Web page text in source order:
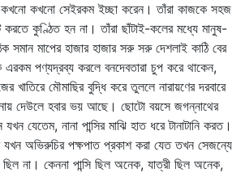
কখনো কখনো সেইরকম ইচ্ছা করেন। তাঁরা কাজকে সহজ
করতে কুণ্ঠিত হন না। তাঁরা ছাঁটাই-কলের মধ্যে মানুষ-
সমান মাপের হাজার হাজার সরু সরু দেশলাই কাঠি বের
পণ্যদ্রব্য করলে বনদেবতারা চুপ করে থাকেন,
খাতিরে মৌমাছির বুদ্ধি করে তুললে নারায়ণের দরবারে
দেউলে হবার ভয় আছে। ছোটো বয়সে জগন্নাথের
যেতেম, নানা পান্সির মাঝি হাত ধরে টানাটানি করত।
অভিরুচির পক্ষপাত প্রকাশ করা যেত তখন সেজন্যে
না। কেননা পান্সি ছিল অনেক, যাত্রী ছিল অনেক,